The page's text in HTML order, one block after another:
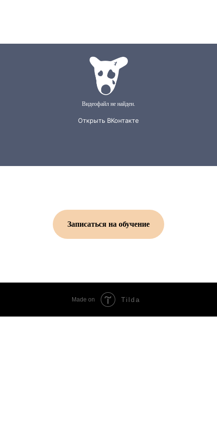
Записаться на обучение
Made on Tilda